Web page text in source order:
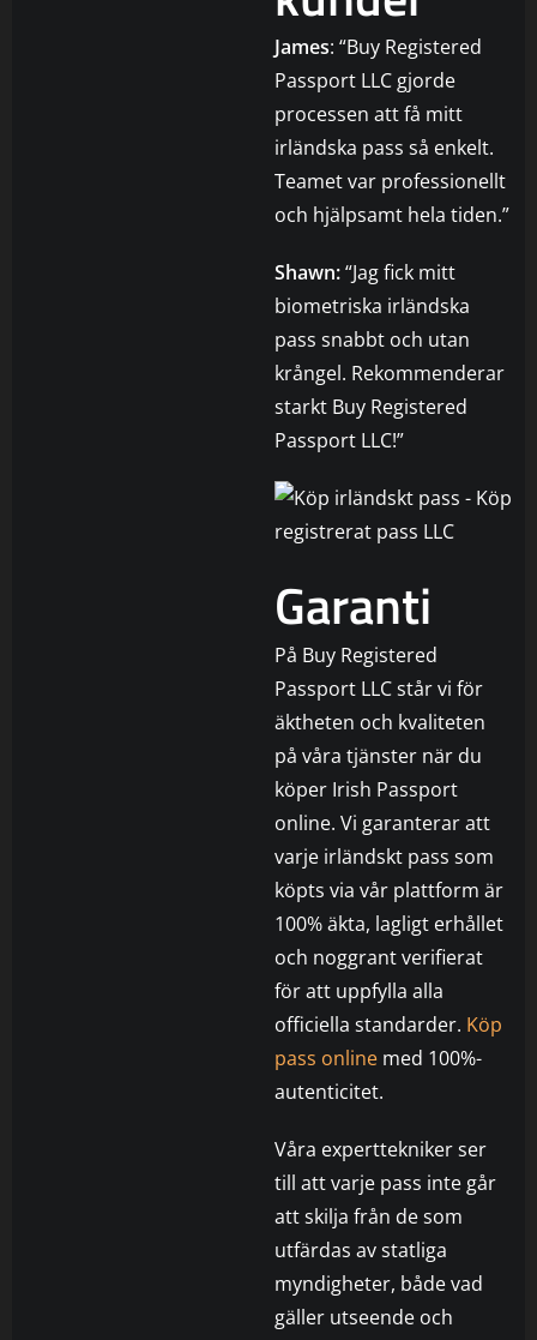
James: “Buy Registered
Passport LLC gjorde
processen att få mitt
irländska pass så enkelt.
Teamet var professionellt
och hjälpsamt hela tiden.”
Shawn:“Jag fick mitt
biometriska irländska
pass snabbt och utan
krångel. Rekommenderar
starkt Buy Registered
Passport LLC!”
Garanti
På Buy Registered
Passport LLC står vi för
äktheten och kvaliteten
på våra tjänster när du
köper Irish Passport
online. Vi garanterar att
varje irländskt pass som
köpts via vår plattform är
100% äkta, lagligt erhållet
och noggrant verifierat
för att uppfylla alla
officiella standarder. Köp
pass online med 100%-
autenticitet.
Våra experttekniker ser
till att varje pass inte går
att skilja från de som
utfärdas av statliga
myndigheter, både vad
gäller utseende och